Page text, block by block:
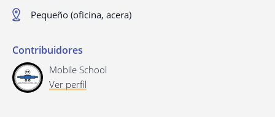
Pequeño (oficina, acera)
Contribuidores
Mobile School
Ver perfil
Guardar preferencias